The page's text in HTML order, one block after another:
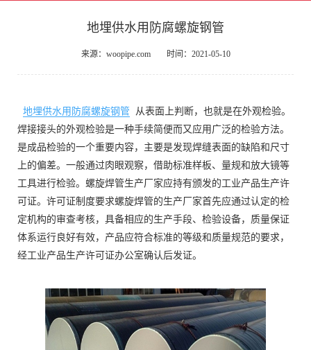
地埋供水用防腐螺旋钢管
来源：woopipe.com 时间：2021-05-10
地埋供水用防腐螺旋钢管
从表面上判断，也就是在外观检验。
焊接接头的外观检验是一种手续简便而又应用广泛的检验方法。
是成品检验的一个重要内容，主要是发现焊缝表面的缺陷和尺寸
上的偏差。一般通过肉眼观察，借助标准样板、量规和放大镜等
工具进行检验。螺旋焊管生产厂家应持有颁发的工业产品生产许
可证。许可证制度要求螺旋焊管的生产厂家首先应通过认定的检
定机构的审查考核，具备相应的生产手段、检验设备，质量保证
体系运行良好有效，产品应符合标准的等级和质量规范的要求，
经工业产品生产许可证办公室确认后发证。